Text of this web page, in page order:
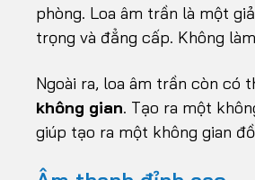
phòng. Loa âm trần là một
trọng và đẳng cấp. Không
Ngoài ra, loa âm trần còn có
không gian. Tạo ra một
giúp tạo ra một không gian